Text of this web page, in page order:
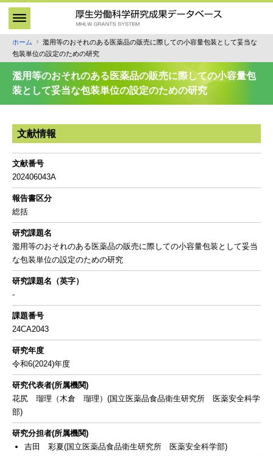
ン
ン
パ
ン
く
ず
ホーム
濫用等のおそれのある医薬品の販売に際しての小容量包装として妥当な
包装単位の設定のための研究
濫用等のおそれのある医薬品の販売に際しての小容量包
装として妥当な包装単位の設定のための研究
文献情報
文献番号
202406043A
報告書区分
総括
研究課題名
濫用等のおそれのある医薬品の販売に際しての小容量包装として妥当
な包装単位の設定のための研究
研究課題名（英字）
-
課題番号
24CA2043
研究年度
令和6(2024)年度
研究代表者(所属機関)
花尻 瑠理（木倉 瑠理）(国立医薬品食品衛生研究所 医薬安全科学
部)
研究分担者(所属機関)
吉田 彩夏(国立医薬品食品衛生研究所 医薬安全科学部)